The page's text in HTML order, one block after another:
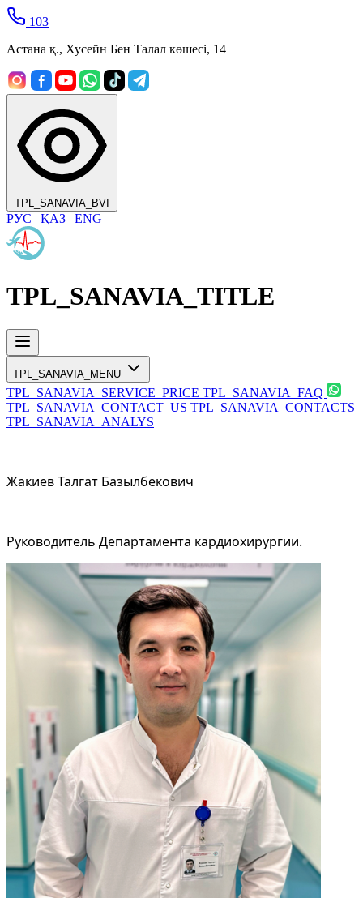
103
Астана қ., Хусейн Бен Талал көшесі, 14
TPL_SANAVIA_BVI
РУС | ҚАЗ | ENG
TPL_SANAVIA_TITLE
TPL_SANAVIA_MENU
TPL_SANAVIA_SERVICE_PRICE TPL_SANAVIA_FAQ
TPL_SANAVIA_CONTACT_US TPL_SANAVIA_CONTACTS
TPL_SANAVIA_ANALYS
Жакиев Талгат Базылбекович
Руководитель Департамента кардиохирургии.